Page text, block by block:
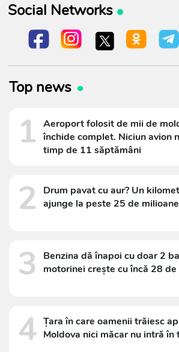
Social Networks
Top news
1 Aeroport folosit de mii de
închide complet. Niciun avion
timp de 11 săptămâni
2
Drum pavat cu aur? Un
ajunge la peste 25 de
3
Benzina dă înapoi cu doar 2
motorinei crește cu încă 28
4 Țara în care oamenii trăiesc
Moldova nici măcar nu intră în